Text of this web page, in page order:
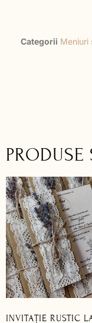
Categorii Meniuri
INVITAȚIE RUSTIC